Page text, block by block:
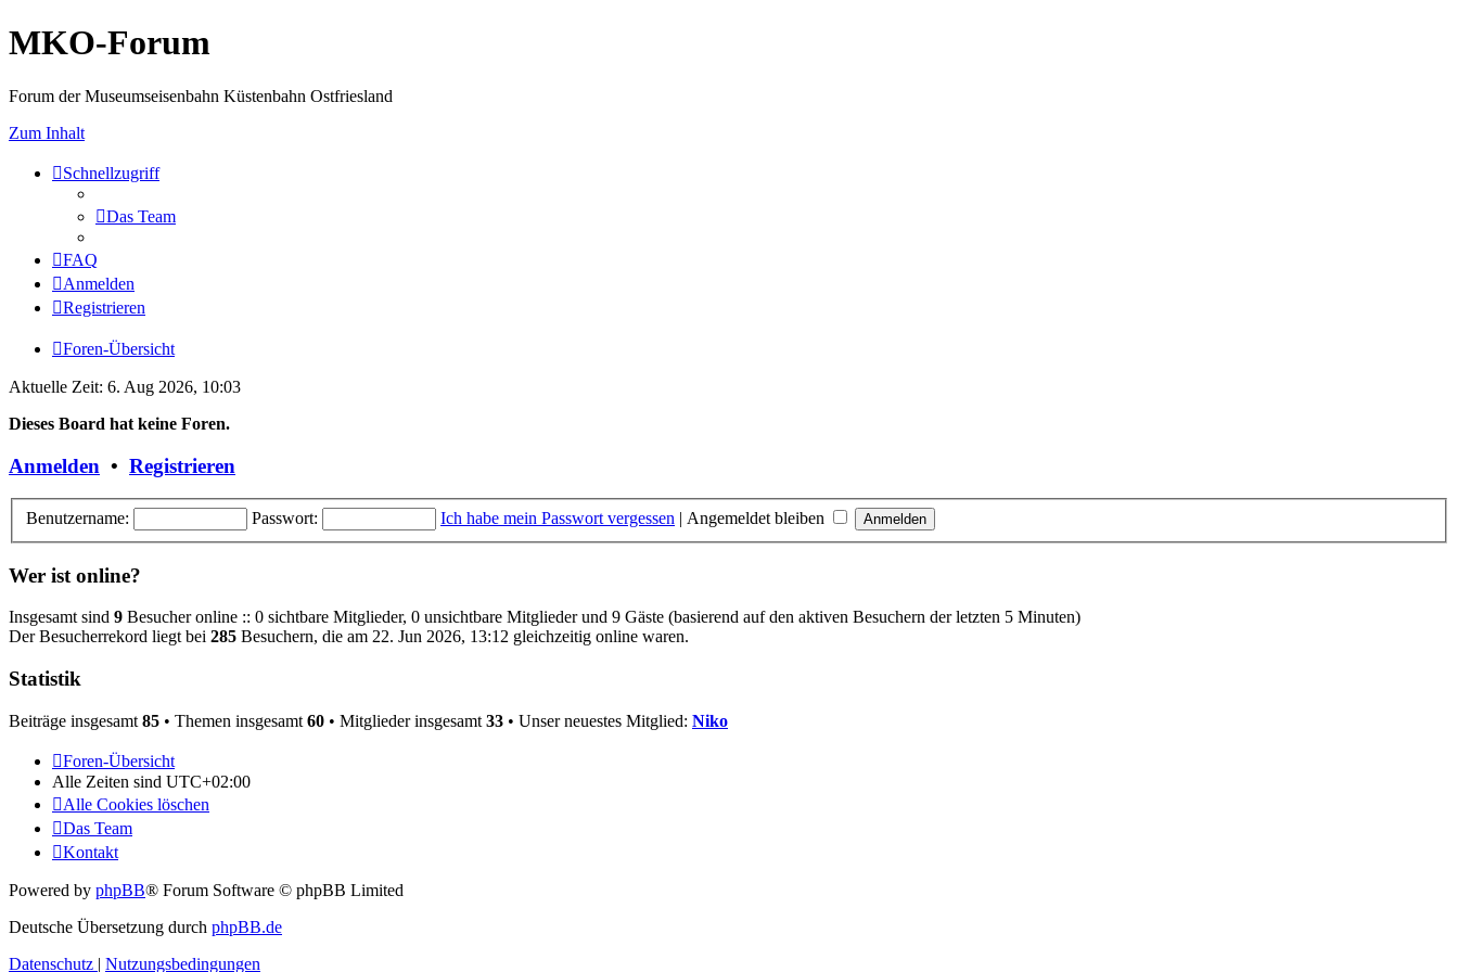
MKO-Forum
Forum der Museumseisenbahn Küstenbahn Ostfriesland
Zum Inhalt
Schnellzugriff
Das Team
FAQ
Anmelden
Registrieren
Foren-Übersicht
Aktuelle Zeit: 6. Aug 2026, 10:03
Dieses Board hat keine Foren.
Anmelden • Registrieren
Benutzername: Passwort: Ich habe mein Passwort vergessen | Angemeldet bleiben
Wer ist online?
Insgesamt sind 9 Besucher online :: 0 sichtbare Mitglieder, 0 unsichtbare Mitglieder und 9 Gäste (basierend auf den aktiven Besuchern der letzten 5 Minuten)
Der Besucherrekord liegt bei 285 Besuchern, die am 22. Jun 2026, 13:12 gleichzeitig online waren.
Statistik
Beiträge insgesamt 85 • Themen insgesamt 60 • Mitglieder insgesamt 33 • Unser neuestes Mitglied: Niko
Foren-Übersicht
Alle Zeiten sind UTC+02:00
Alle Cookies löschen
Das Team
Kontakt
Powered by phpBB® Forum Software © phpBB Limited
Deutsche Übersetzung durch phpBB.de
Datenschutz | Nutzungsbedingungen